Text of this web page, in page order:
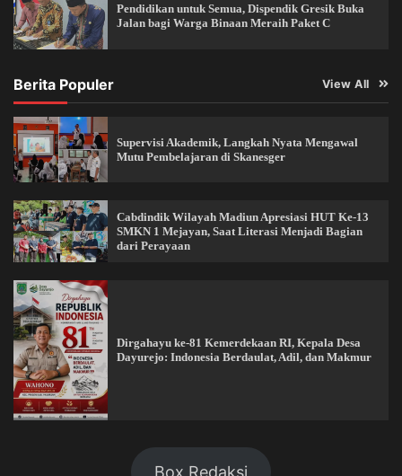
Pendidikan untuk Semua, Dispendik Gresik Buka
Jalan bagi Warga Binaan Meraih Paket C
Berita Populer View All
Supervisi Akademik, Langkah Nyata Mengawal
Mutu Pembelajaran di Skanesger
Cabdindik Wilayah Madiun Apresiasi HUT Ke-13
SMKN 1 Mejayan, Saat Literasi Menjadi Bagian
dari Perayaan
Dirgahayu ke-81 Kemerdekaan RI, Kepala Desa
Dayurejo: Indonesia Berdaulat, Adil, dan Makmur
Box Redaksi